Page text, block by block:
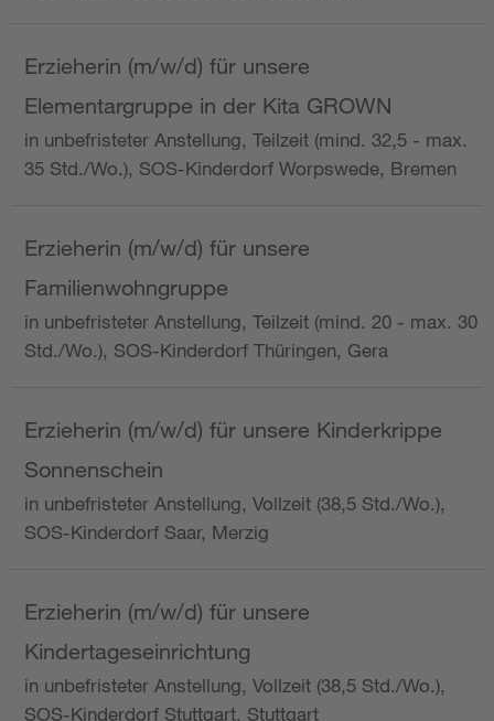
Erzieherin (m/w/d) für unsere
Elementargruppe in der Kita GROWN
in unbefristeter Anstellung, Teilzeit (mind. 32,5 - max.
35 Std./Wo.), SOS-Kinderdorf Worpswede, Bremen
Erzieherin (m/w/d) für unsere
Familienwohngruppe
in unbefristeter Anstellung, Teilzeit (mind. 20 - max. 30
Std./Wo.), SOS-Kinderdorf Thüringen, Gera
Erzieherin (m/w/d) für unsere Kinderkrippe
Sonnenschein
in unbefristeter Anstellung, Vollzeit (38,5 Std./Wo.),
SOS-Kinderdorf Saar, Merzig
Erzieherin (m/w/d) für unsere
Kindertageseinrichtung
in unbefristeter Anstellung, Vollzeit (38,5 Std./Wo.),
SOS-Kinderdorf Stuttgart, Stuttgart